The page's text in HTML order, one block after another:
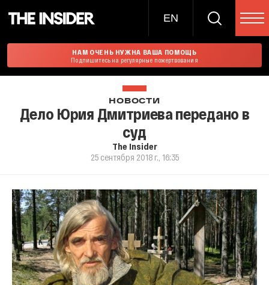
EN
НАМ ОЧЕНЬ НУЖНА ВАША ПОМОЩЬ
Подпишитесь на регулярные пожертвования
НОВОСТИ
Дело Юрия Дмитриева передано в
суд
The Insider
25 сентября 2018 г., 16:35